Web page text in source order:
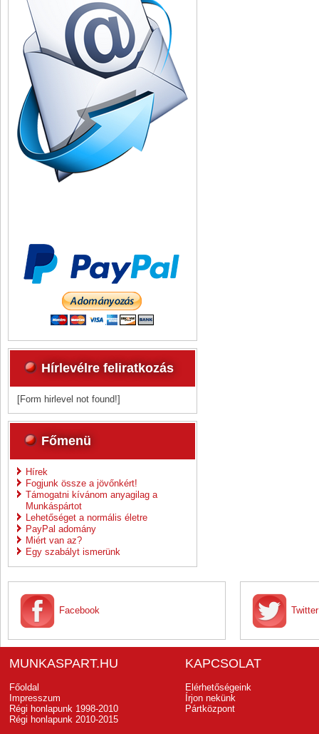
Hírlevélre feliratkozás
[Form hirlevel not found!]
Főmenü
Hírek
Fogjunk össze a jövőnkért!
Támogatni kívánom anyagilag a
Munkáspártot
Lehetőséget a normális életre
PayPal adomány
Miért van az?
Egy szabályt ismerünk
Facebook Twitter
MUNKASPART.HU
Főoldal
Impresszum
Régi honlapunk 1998-2010
Régi honlapunk 2010-2015
KAPCSOLAT
Elérhetőségeink
Írjon nekünk
Pártközpont